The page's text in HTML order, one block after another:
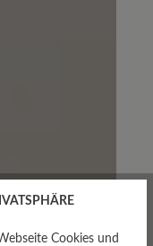
Cookies und